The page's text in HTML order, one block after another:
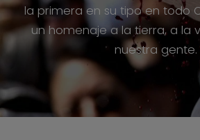
la primera en su tipo en todo
un homenaje a la tierra, a la
nuestra gente.